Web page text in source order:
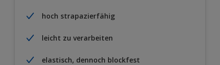
hoch strapazierfähig
leicht zu verarbeiten
elastisch, dennoch blockfest